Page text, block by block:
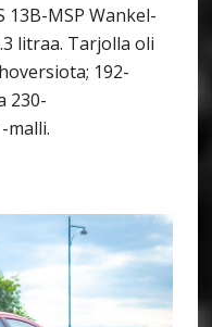
13B-MSP Wankel-
litraa. Tarjolla oli
192-
230-
malli.